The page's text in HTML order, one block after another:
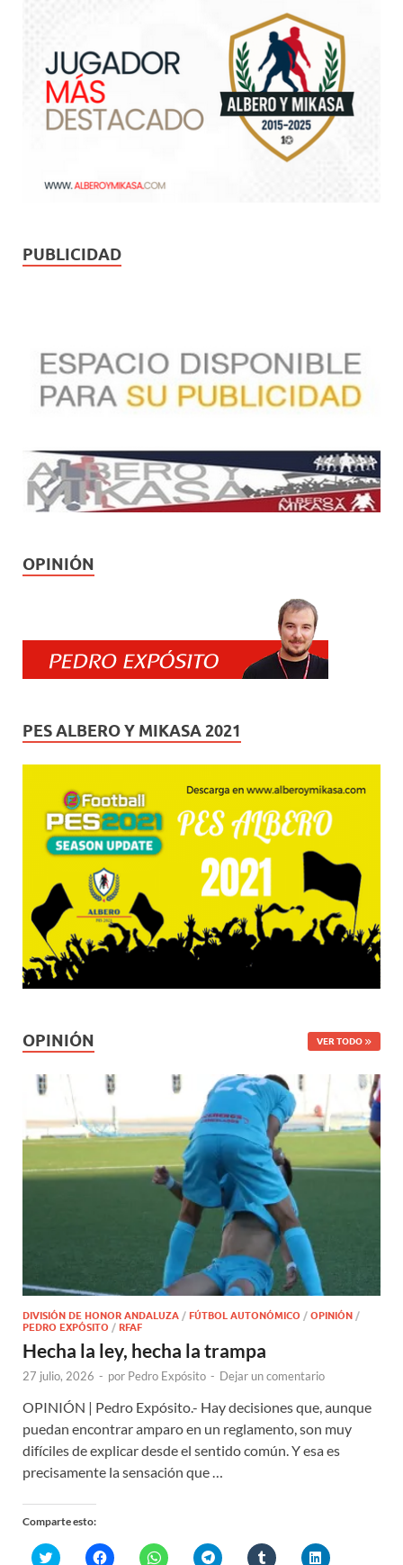
PUBLICIDAD
OPINIÓN
PES ALBERO Y MIKASA 2021
OPINIÓN VER TODO
DIVISIÓN DE HONOR ANDALUZA / FÚTBOL AUTONÓMICO / OPINIÓN /
PEDRO EXPÓSITO / RFAF
Hecha la ley, hecha la trampa
27 julio, 2026 - por Pedro Expósito - Dejar un comentario
OPINIÓN | Pedro Expósito.- Hay decisiones que, aunque
puedan encontrar amparo en un reglamento, son muy
difíciles de explicar desde el sentido común. Y esa es
precisamente la sensación que …
Comparte esto:
H H H H H H